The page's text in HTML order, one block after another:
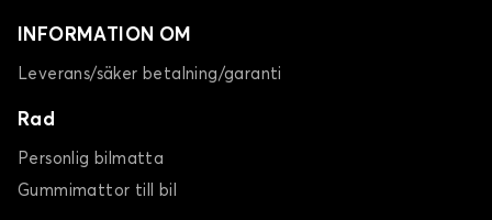
INFORMATION OM
Leverans/säker betalning/garanti
Rad
Personlig bilmatta
Gummimattor till bil